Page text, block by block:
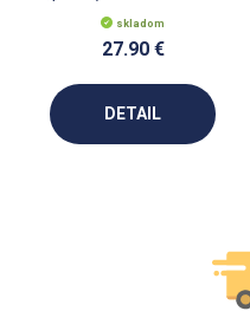
skladom
27.90 €
DETAIL